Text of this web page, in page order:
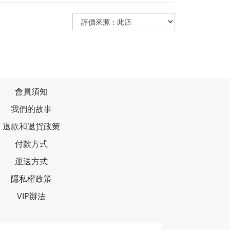
會員須知
我們的故事
退款和退貨政策
付款方式
運送方式
隱私權政策
VIP辦法